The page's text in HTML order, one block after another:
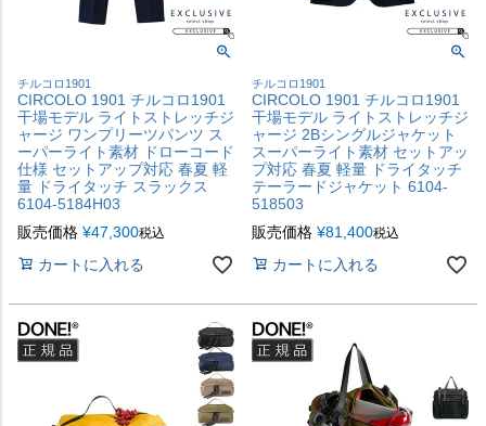
チルコロ1901
CIRCOLO 1901 チルコロ1901
干場モデル ライトストレッチジ
ャージ ワンプリーツパンツ ス
ーパーライト素材 ドローコード
仕様 セットアップ対応 春夏 軽
量 ドライタッチ スラックス
6104-5184H03
販売価格 ¥47,300税込
カートに入れる
チルコロ1901
CIRCOLO 1901 チルコロ1901
干場モデル ライトストレッチジ
ャージ 2Bシングルジャケット
スーパーライト素材 セットアッ
プ対応 春夏 軽量 ドライタッチ
テーラードジャケット 6104-
518503
販売価格 ¥81,400税込
カートに入れる